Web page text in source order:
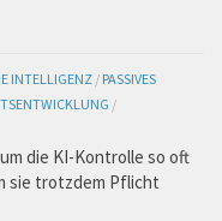
INTELLIGENZ / PASSIVES
/
die KI-Kontrolle so oft
sie trotzdem Pflicht